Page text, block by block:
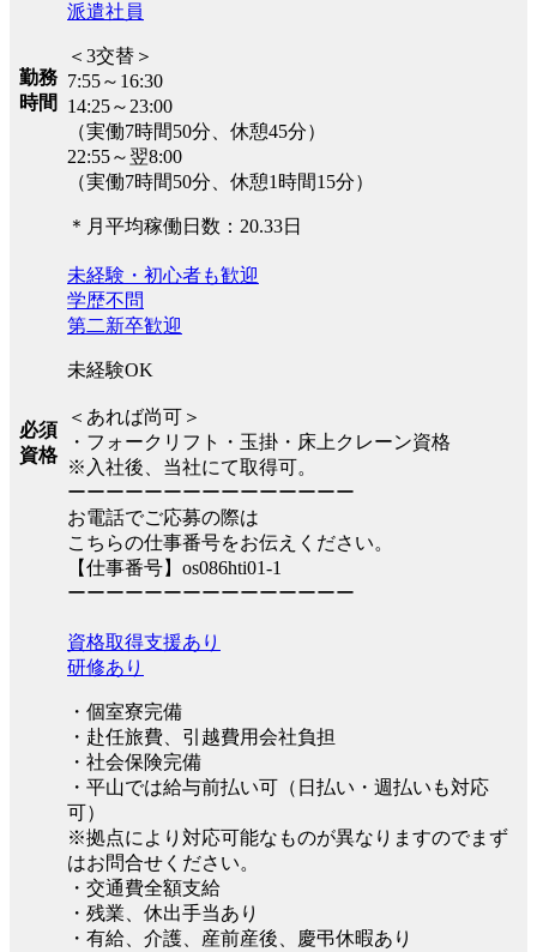
勤務
時間
派遣社員
＜3交替＞
7:55～16:30
14:25～23:00
（実働7時間50分、休憩45分）
22:55～翌8:00
（実働7時間50分、休憩1時間15分）
＊月平均稼働日数：20.33日
必須
資格
未経験・初心者も歓迎
学歴不問
第二新卒歓迎
未経験OK
＜あれば尚可＞
・フォークリフト・玉掛・床上クレーン資格
※入社後、当社にて取得可。
ーーーーーーーーーーーーーーー
お電話でご応募の際は
こちらの仕事番号をお伝えください。
【仕事番号】os086hti01-1
ーーーーーーーーーーーーーーー
資格取得支援あり
研修あり
・個室寮完備
・赴任旅費、引越費用会社負担
・社会保険完備
・平山では給与前払い可（日払い・週払いも対応
可）
※拠点により対応可能なものが異なりますのでまず
はお問合せください。
・交通費全額支給
・残業、休出手当あり
・有給、介護、産前産後、慶弔休暇あり